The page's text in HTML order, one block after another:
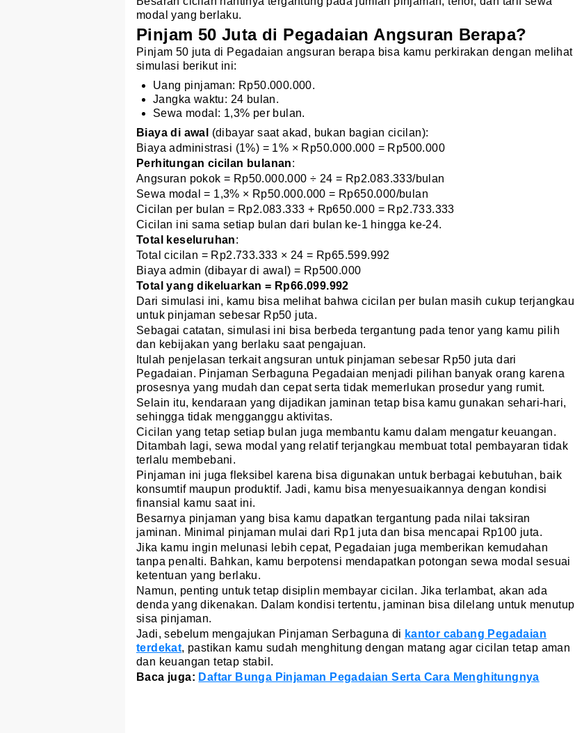
modal yang berlaku.
Pinjam 50 Juta di Pegadaian Angsuran Berapa?
Pinjam 50 juta di Pegadaian angsuran berapa bisa kamu perkirakan dengan melihat
simulasi berikut ini:
Uang pinjaman: Rp50.000.000.
Jangka waktu: 24 bulan.
Sewa modal: 1,3% per bulan.
Biaya di awal
(dibayar saat akad, bukan bagian cicilan):
Biaya administrasi (1%) = 1% × Rp50.000.000 = Rp500.000
Perhitungan cicilan bulanan:
Angsuran pokok = Rp50.000.000 ÷ 24 = Rp2.083.333/bulan
Sewa modal = 1,3% × Rp50.000.000 = Rp650.000/bulan
Cicilan per bulan = Rp2.083.333 + Rp650.000 = Rp2.733.333
Cicilan ini sama setiap bulan dari bulan ke-1 hingga ke-24.
Total keseluruhan:
Total cicilan = Rp2.733.333 × 24 = Rp65.599.992
Biaya admin (dibayar di awal) = Rp500.000
Total yang dikeluarkan = Rp66.099.992
Dari simulasi ini, kamu bisa melihat bahwa cicilan per bulan masih cukup terjangkau
untuk pinjaman sebesar Rp50 juta.
Sebagai catatan, simulasi ini bisa berbeda tergantung pada tenor yang kamu pilih
dan kebijakan yang berlaku saat pengajuan.
Itulah penjelasan terkait angsuran untuk pinjaman sebesar Rp50 juta dari
Pegadaian. Pinjaman Serbaguna Pegadaian menjadi pilihan banyak orang karena
prosesnya yang mudah dan cepat serta tidak memerlukan prosedur yang rumit.
Selain itu, kendaraan yang dijadikan jaminan tetap bisa kamu gunakan sehari-hari,
sehingga tidak mengganggu aktivitas.
Cicilan yang tetap setiap bulan juga membantu kamu dalam mengatur keuangan.
Ditambah lagi, sewa modal yang relatif terjangkau membuat total pembayaran tidak
terlalu membebani.
Pinjaman ini juga fleksibel karena bisa digunakan untuk berbagai kebutuhan, baik
konsumtif maupun produktif. Jadi, kamu bisa menyesuaikannya dengan kondisi
finansial kamu saat ini.
Besarnya pinjaman yang bisa kamu dapatkan tergantung pada nilai taksiran
jaminan. Minimal pinjaman mulai dari Rp1 juta dan bisa mencapai Rp100 juta.
Jika kamu ingin melunasi lebih cepat, Pegadaian juga memberikan kemudahan
tanpa penalti. Bahkan, kamu berpotensi mendapatkan potongan sewa modal sesuai
ketentuan yang berlaku.
Namun, penting untuk tetap disiplin membayar cicilan. Jika terlambat, akan ada
denda yang dikenakan. Dalam kondisi tertentu, jaminan bisa dilelang untuk menutup
sisa pinjaman.
Jadi, sebelum mengajukan Pinjaman Serbaguna di kantor cabang Pegadaian
terdekat, pastikan kamu sudah menghitung dengan matang agar cicilan tetap aman
dan keuangan tetap stabil.
Baca juga: Daftar Bunga Pinjaman Pegadaian Serta Cara Menghitungnya